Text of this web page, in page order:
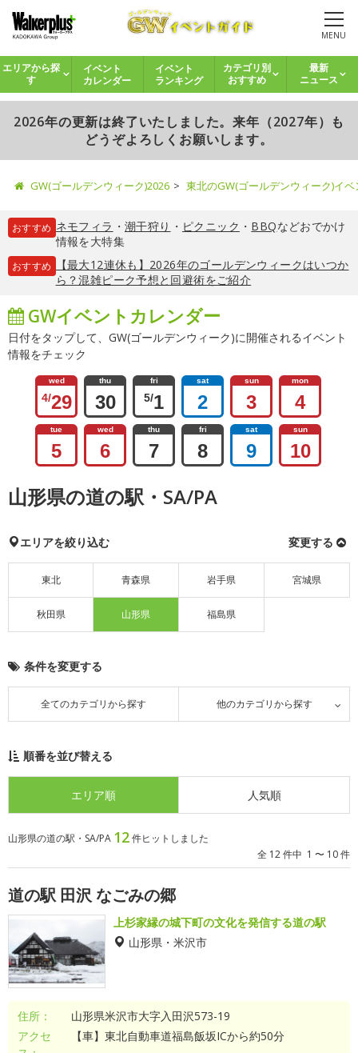
MENU
エリアから探
す
イベント
カレンダー
イベント
ランキング
カテゴリ別
おすすめ
最新
ニュース
2026年の更新は終了いたしました。来年（2027年）も
どうぞよろしくお願いします。
GW(ゴールデンウィーク)2026 東北のGW(ゴールデンウィーク)イ
おすすめ ネモフィラ ・ 潮干狩り ・ ピクニック ・ BBQなどおでかけ
情報を大特集
おすすめ
【最大12連休も】2026年のゴールデンウィークはいつか
ら？混雑ピーク予想と回避術をご紹介
GWイベントカレンダー
日付をタップして、GW(ゴールデンウィーク)に開催されるイベント
情報をチェック
wed
4/29
thu
30
fri
5/1
sat
2
sun
3
mon
4
tue
5
wed
6
thu
7
fri
8
sat
9
sun
10
山形県の道の駅・SA/PA
エリアを絞り込む 変更する
東北 青森県 岩手県 宮城県
秋田県 山形県 福島県
条件を変更する
全てのカテゴリから探す 他のカテゴリから探す
順番を並び替える
エリア順 人気順
山形県の道の駅・SA/PA 12件ヒットしました
全 12 件中 1 〜 10 件
道の駅 田沢 なごみの郷
上杉家縁の城下町の文化を発信する道の駅
山形県・米沢市
住所：
山形県米沢市大字入田沢573-19
アクセ
【車】東北自動車道福島飯坂ICから約50分